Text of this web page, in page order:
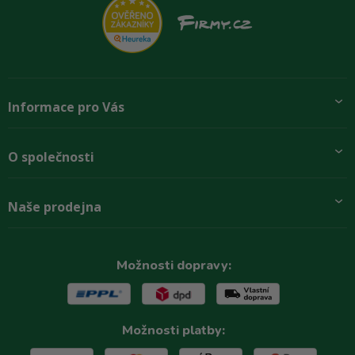
Informace pro Vás
Doprava a platby
Rady zákazníkům
O společnosti
O firmě
Naše prodejna
Možnosti dopravy:
Možnosti platby: